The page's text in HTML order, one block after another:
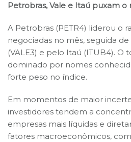
Petrobras, Vale e Itaú puxam o
A Petrobras (PETR4) liderou o
negociadas no mês, seguida
(VALE3) e pelo Itaú (ITUB4). O
dominado por nomes
forte peso no índice.
Em momentos de maior
investidores tendem a
empresas mais líquidas e
fatores macroeconômicos,